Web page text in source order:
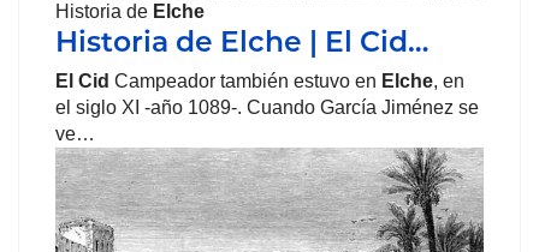
Historia de Elche
Historia de Elche | El Cid…
El Cid Campeador también estuvo en Elche, en
el siglo XI -año 1089-. Cuando García Jiménez se
ve…